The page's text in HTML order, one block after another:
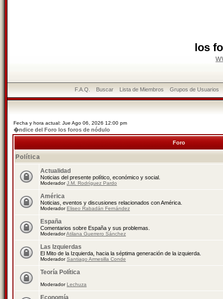
los
F.A.Q. Buscar Lista de Miembros Grupos de Usuarios
Fecha y hora actual: Jue Ago 06, 2026 12:00 pm
�ndice del Foro los foros de nódulo
Foro
Política
Actualidad
Noticias del presente político, económico y social.
ModeradorJ.M. Rodríguez Pardo
América
Noticias, eventos y discusiones relacionados con América.
ModeradorEliseo Rabadán Fernández
España
Comentarios sobre España y sus problemas.
ModeradorAtilana Guerrero Sánchez
Las Izquierdas
El Mito de la Izquierda, hacia la séptima generación de la izquierda.
ModeradorSantiago Armesilla Conde
Teoría Política
ModeradorLechuza
Economía